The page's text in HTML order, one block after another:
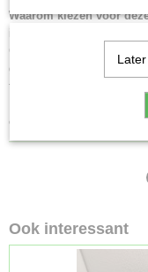
Waarom kiezen voor
Chrome OS geniet je van
gebruikerservaring. Het
terwijl de krachtige Intel®
Perfect voor gebruik
compact ontwerp.
Ook interessant